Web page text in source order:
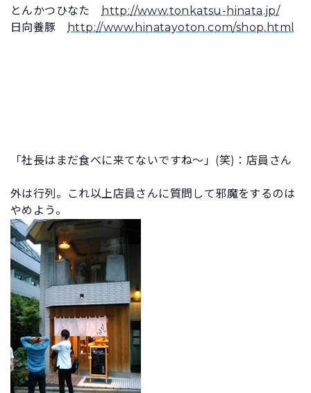
とんかつひなた
http://www.tonkatsu-hinata.jp/
日向養豚
http://www.hinatayoton.com/shop.html
「社長はまだ食べに来てないですね～」(笑)：店員さん
外は行列。これ以上店員さんに質問して邪魔をするのは
やめよう。